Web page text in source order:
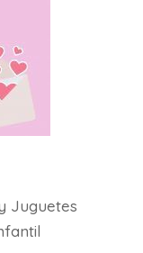
Juguetes